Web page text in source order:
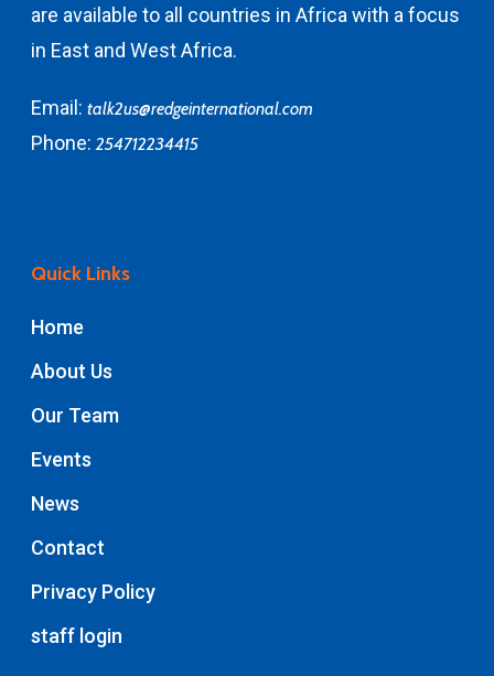
are available to all countries in Africa with a focus
in East and West Africa.
Email: talk2us@redgeinternational.com
Phone: 254712234415
Quick Links
Home
About Us
Our Team
Events
News
Contact
Privacy Policy
staff login